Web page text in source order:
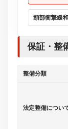
頸部衝撃緩
保証・整
整備分類
法定整備につい